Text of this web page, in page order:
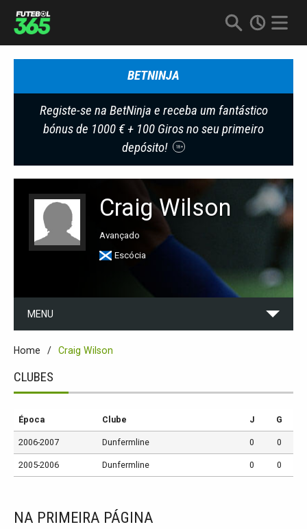
BETNINJA
Registe-se na BetNinja e receba um fantástico
bónus de 1000 € + 100 Giros no seu primeiro
depósito!
18+
Craig Wilson
Avançado
Escócia
MENU
Home Craig Wilson
CLUBES
Época Clube J G
2006-2007 Dunfermline 0 0
2005-2006 Dunfermline 0 0
NA PRIMEIRA PÁGINA